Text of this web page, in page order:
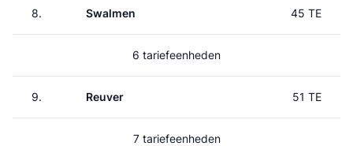
8. Swalmen 45 TE
6 tariefeenheden
9. Reuver 51 TE
7 tariefeenheden